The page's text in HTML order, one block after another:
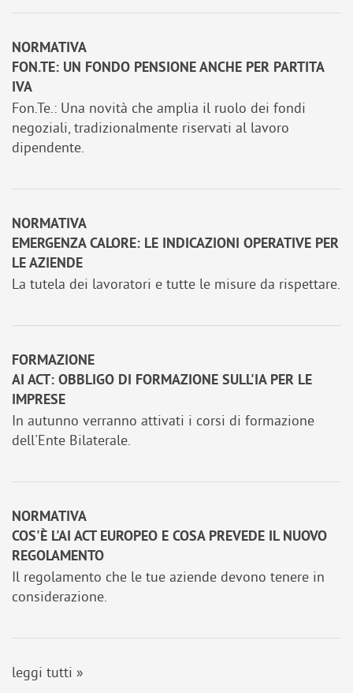
NORMATIVA
FON.TE: UN FONDO PENSIONE ANCHE PER PARTITA
IVA
Fon.Te.: Una novità che amplia il ruolo dei fondi
negoziali, tradizionalmente riservati al lavoro
dipendente.
NORMATIVA
EMERGENZA CALORE: LE INDICAZIONI OPERATIVE PER
LE AZIENDE
La tutela dei lavoratori e tutte le misure da rispettare.
FORMAZIONE
AI ACT: OBBLIGO DI FORMAZIONE SULL'IA PER LE
IMPRESE
In autunno verranno attivati i corsi di formazione
dell'Ente Bilaterale.
NORMATIVA
COS'È L'AI ACT EUROPEO E COSA PREVEDE IL NUOVO
REGOLAMENTO
Il regolamento che le tue aziende devono tenere in
considerazione.
leggi tutti »